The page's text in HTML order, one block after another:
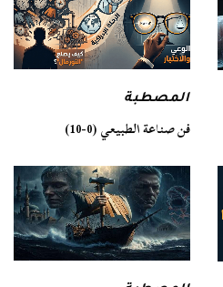
المصطبة
فن صناعة الطبيعي (0-10)